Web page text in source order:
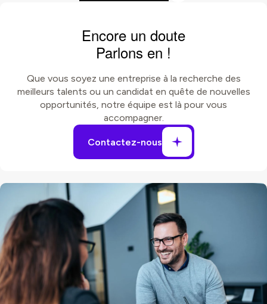
Encore un doute
Parlons en !
Que vous soyez une entreprise à la recherche des
meilleurs talents ou un candidat en quête de nouvelles
opportunités, notre équipe est là pour vous
accompagner.